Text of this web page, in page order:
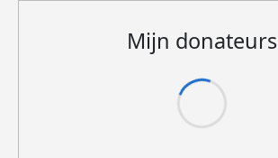
Mijn donateurs